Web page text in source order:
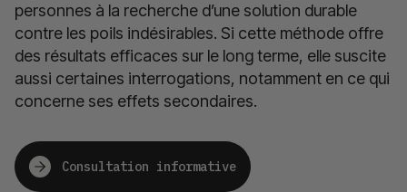
personnes à la recherche d’une solution durable
contre les poils indésirables. Si cette méthode offre
des résultats efficaces sur le long terme, elle suscite
aussi certaines interrogations, notamment en ce qui
concerne ses effets secondaires.
Consultation informative